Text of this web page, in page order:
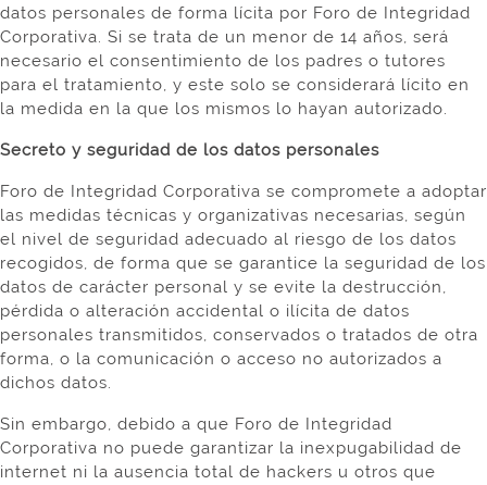
datos personales de forma lícita por Foro de Integridad
Corporativa. Si se trata de un menor de 14 años, será
necesario el consentimiento de los padres o tutores
para el tratamiento, y este solo se considerará lícito en
la medida en la que los mismos lo hayan autorizado.
Secreto y seguridad de los datos personales
Foro de Integridad Corporativa se compromete a adoptar
las medidas técnicas y organizativas necesarias, según
el nivel de seguridad adecuado al riesgo de los datos
recogidos, de forma que se garantice la seguridad de los
datos de carácter personal y se evite la destrucción,
pérdida o alteración accidental o ilícita de datos
personales transmitidos, conservados o tratados de otra
forma, o la comunicación o acceso no autorizados a
dichos datos.
Sin embargo, debido a que Foro de Integridad
Corporativa no puede garantizar la inexpugabilidad de
internet ni la ausencia total de hackers u otros que